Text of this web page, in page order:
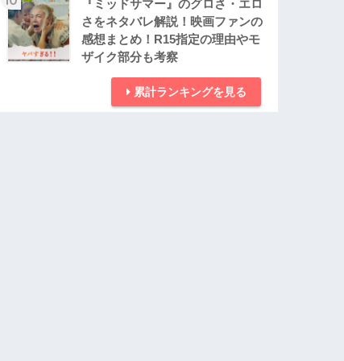
『ミッドサマー』のグロさ・エロ
さをネタバレ解説！映画ファンの
感想まとめ！R15指定の理由やモ
ザイク部分も考察
累計ランキングを見る